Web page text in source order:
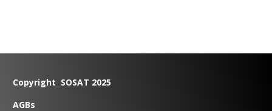
Copyright SOSAT 2025
AGBs